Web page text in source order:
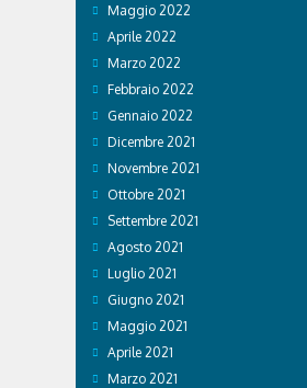
Maggio 2022
Aprile 2022
Marzo 2022
Febbraio 2022
Gennaio 2022
Dicembre 2021
Novembre 2021
Ottobre 2021
Settembre 2021
Agosto 2021
Luglio 2021
Giugno 2021
Maggio 2021
Aprile 2021
Marzo 2021